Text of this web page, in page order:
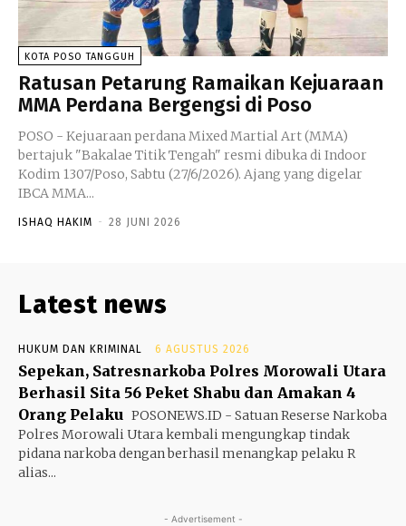
KOTA POSO TANGGUH
Ratusan Petarung Ramaikan Kejuaraan
MMA Perdana Bergengsi di Poso
POSO - Kejuaraan perdana Mixed Martial Art (MMA)
bertajuk "Bakalae Titik Tengah" resmi dibuka di Indoor
Kodim 1307/Poso, Sabtu (27/6/2026). Ajang yang digelar
IBCA MMA...
ISHAQ HAKIM - 28 JUNI 2026
Latest news
HUKUM DAN KRIMINAL 6 AGUSTUS 2026
Sepekan, Satresnarkoba Polres Morowali Utara
Berhasil Sita 56 Peket Shabu dan Amakan 4
Orang Pelaku POSONEWS.ID - Satuan Reserse Narkoba
Polres Morowali Utara kembali mengungkap tindak
pidana narkoba dengan berhasil menangkap pelaku R
alias...
- Advertisement -